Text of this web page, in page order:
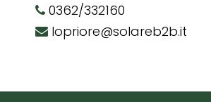
0362/332160
lopriore@solareb2b.it